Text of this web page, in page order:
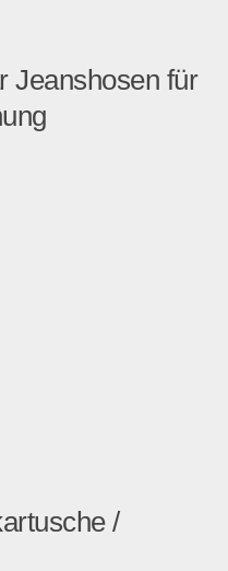
Jeanshosen für
/